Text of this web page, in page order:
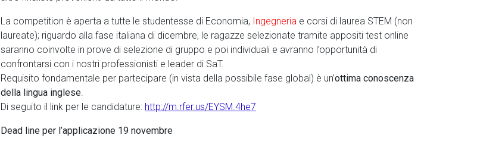
La competition è aperta a tutte le studentesse di Economia, Ingegneria e corsi di laurea STEM (non
laureate); riguardo alla fase italiana di dicembre, le ragazze selezionate tramite appositi test online
saranno coinvolte in prove di selezione di gruppo e poi individuali e avranno l’opportunità di
confrontarsi con i nostri professionisti e leader di SaT.
Requisito fondamentale per partecipare (in vista della possibile fase global) è un’ottima conoscenza
della lingua inglese.
Di seguito il link per le candidature: http://m.rfer.us/EYSM.4he7
Dead line per l’applicazione 19 novembre